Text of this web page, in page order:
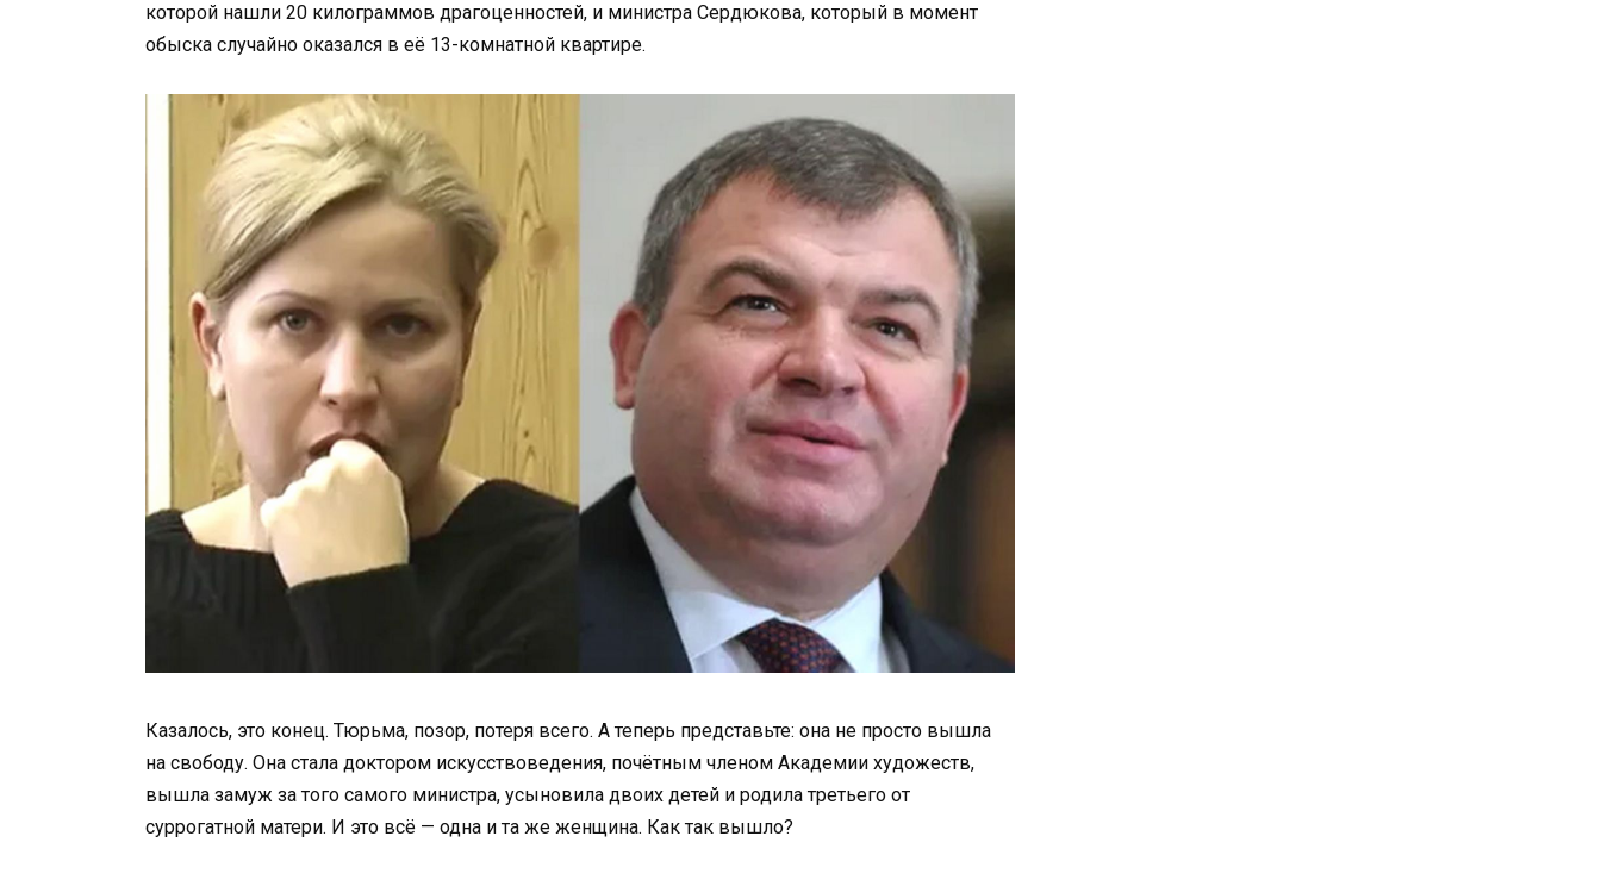
которой нашли 20 килограммов драгоценностей, и министра Сердюкова, который в момент
обыска случайно оказался в её 13-комнатной квартире.
Казалось, это конец. Тюрьма, позор, потеря всего. А теперь представьте: она не просто вышла
на свободу. Она стала доктором искусствоведения, почётным членом Академии художеств,
вышла замуж за того самого министра, усыновила двоих детей и родила третьего от
суррогатной матери. И это всё — одна и та же женщина. Как так вышло?